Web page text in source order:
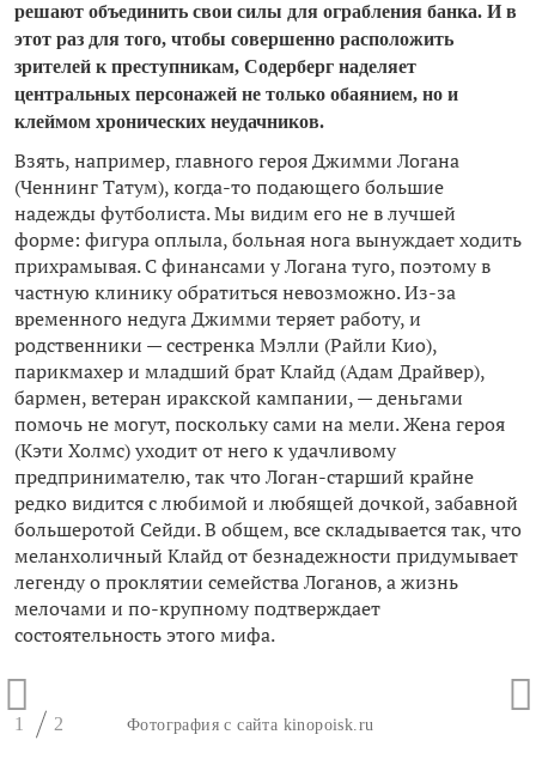
решают объединить свои силы для ограбления банка. И в
этот раз для того, чтобы совершенно расположить
зрителей к преступникам, Содерберг наделяет
центральных персонажей не только обаянием, но и
клеймом хронических неудачников.
Взять, например, главного героя Джимми Логана
(Ченнинг Татум), когда-то подающего большие
надежды футболиста. Мы видим его не в лучшей
форме: фигура оплыла, больная нога вынуждает ходить
прихрамывая. С финансами у Логана туго, поэтому в
частную клинику обратиться невозможно. Из-за
временного недуга Джимми теряет работу, и
родственники — сестренка Мэлли (Райли Кио),
парикмахер и младший брат Клайд (Адам Драйвер),
бармен, ветеран иракской кампании, — деньгами
помочь не могут, поскольку сами на мели. Жена героя
(Кэти Холмс) уходит от него к удачливому
предпринимателю, так что Логан-старший крайне
редко видится с любимой и любящей дочкой, забавной
большеротой Сейди. В общем, все складывается так, что
меланхоличный Клайд от безнадежности придумывает
легенду о проклятии семейства Логанов, а жизнь
мелочами и по-крупному подтверждает
состоятельность этого мифа.
Фотография с сайта kinopoisk.ru
1 2